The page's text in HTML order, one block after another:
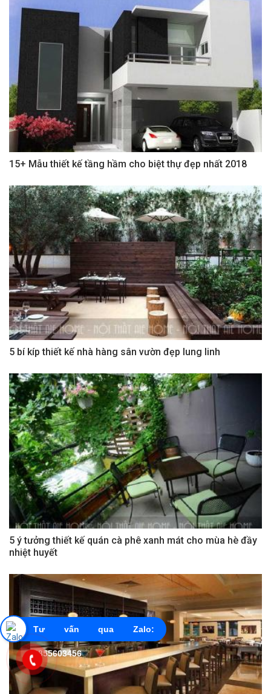
15+ Mẫu thiết kế tầng hầm cho biệt thự đẹp nhất 2018
5 bí kíp thiết kế nhà hàng sân vườn đẹp lung linh
5 ý tưởng thiết kế quán cà phê xanh mát cho mùa hè đầy
nhiệt huyết
Tư vấn qua Zalo:
0855603456